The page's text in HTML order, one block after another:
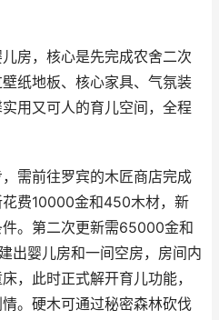
房，核心是先完成农舍二次
纸地板、核心家具、气氛装
用又可人的育儿空间，全程
需前往罗宾的木匠商店完成
费10000金和450木材，新
。第二次更新需65000金和
出婴儿房和一间空房，房间内
，此时正式解开育儿功能，
。硬木可通过秘密森林砍伐